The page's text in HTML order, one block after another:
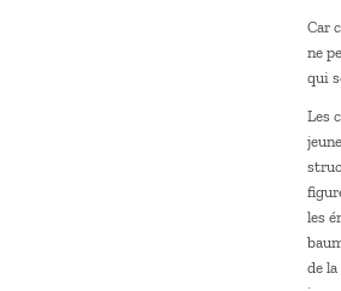
Car
ne
qui
Les
les
de